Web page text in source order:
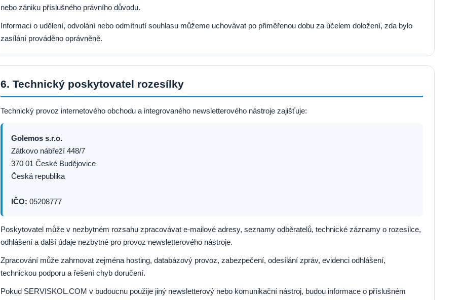
nebo zániku příslušného právního důvodu.
Informaci o udělení, odvolání nebo odmítnutí souhlasu můžeme uchovávat po přiměřenou dobu za účelem doložení, zda bylo
zasílání prováděno oprávněně.
6. Technický poskytovatel rozesílky
Technický provoz internetového obchodu a integrovaného newsletterového nástroje zajišťuje:
Golemos s.r.o.
Zátkovo nábřeží 448/7
370 01 České Budějovice
Česká republika
IČO: 05208777
Poskytovatel může v nezbytném rozsahu zpracovávat e-mailové adresy, seznamy odběratelů, technické záznamy o rozesílce,
odhlášení a další údaje nezbytné pro provoz newsletterového nástroje.
Zpracování může zahrnovat zejména hosting, databázový provoz, zabezpečení, odesílání zpráv, evidenci odhlášení,
technickou podporu a řešení chyb doručení.
Pokud SERVISKOL.COM v budoucnu použije jiný newsletterový nebo komunikační nástroj, budou informace o příslušném